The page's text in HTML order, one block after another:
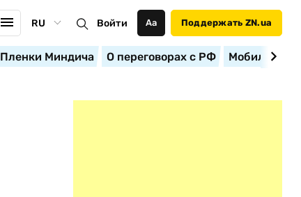
RU Войти Аа Поддержать ZN.ua
Пленки Миндича О переговорах с РФ